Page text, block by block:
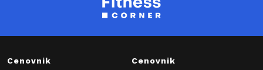
Cenovnik
Cenovnik